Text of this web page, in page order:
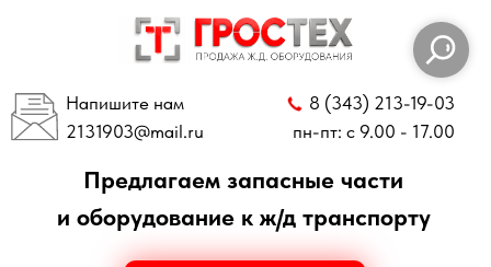
пн-пт: с 9.00 - 17.00
2131903
СКАЧАТЬ ТИПОВОЙ ДОГОВОР
Предлагаем запасные части